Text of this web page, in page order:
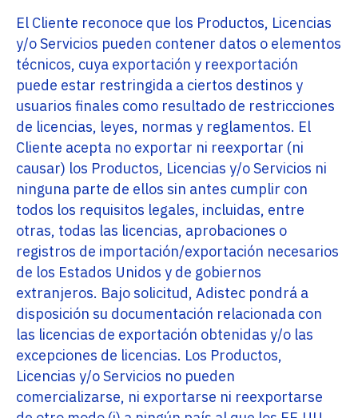
El Cliente reconoce que los Productos, Licencias
y/o Servicios pueden contener datos o elementos
técnicos, cuya exportación y reexportación
puede estar restringida a ciertos destinos y
usuarios finales como resultado de restricciones
de licencias, leyes, normas y reglamentos. El
Cliente acepta no exportar ni reexportar (ni
causar) los Productos, Licencias y/o Servicios ni
ninguna parte de ellos sin antes cumplir con
todos los requisitos legales, incluidas, entre
otras, todas las licencias, aprobaciones o
registros de importación/exportación necesarios
de los Estados Unidos y de gobiernos
extranjeros. Bajo solicitud, Adistec pondrá a
disposición su documentación relacionada con
las licencias de exportación obtenidas y/o las
excepciones de licencias. Los Productos,
Licencias y/o Servicios no pueden
comercializarse, ni exportarse ni reexportarse